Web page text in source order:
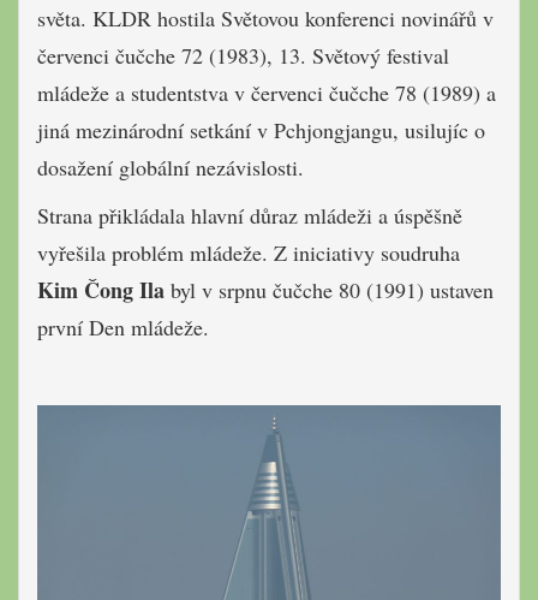
světa. KLDR hostila Světovou konferenci novinářů v
červenci čučche 72 (1983), 13. Světový festival
mládeže a studentstva v červenci čučche 78 (1989) a
jiná mezinárodní setkání v Pchjongjangu, usilujíc o
dosažení globální nezávislosti.
Strana přikládala hlavní důraz mládeži a úspěšně
vyřešila problém mládeže. Z iniciativy soudruha
Kim Čong Ila byl v srpnu čučche 80 (1991) ustaven
první Den mládeže.